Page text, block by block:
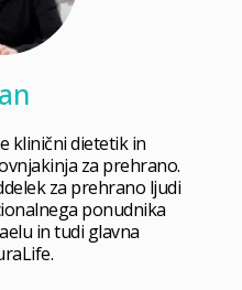
klinični dietetik in
za prehrano.
za prehrano ljudi
ponudnika
in tudi glavna